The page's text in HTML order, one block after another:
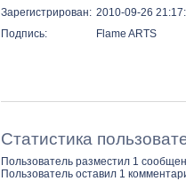
Зарегистрирован: 2010-09-26
Подпись:
Flame ARTS
Статистика
Пользователь разместил 1
Пользователь оставил 1